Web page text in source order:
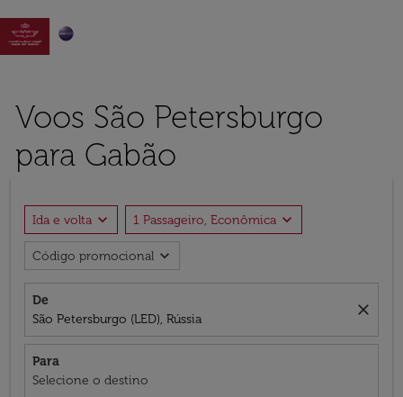

Voos São Petersburgo
para Gabão
Ida e volta expand_more 1 Passageiro, Econômica expand_more
Código promocional expand_more
De
São Petersburgo (LED), Rússia
close
Para
Selecione o destino